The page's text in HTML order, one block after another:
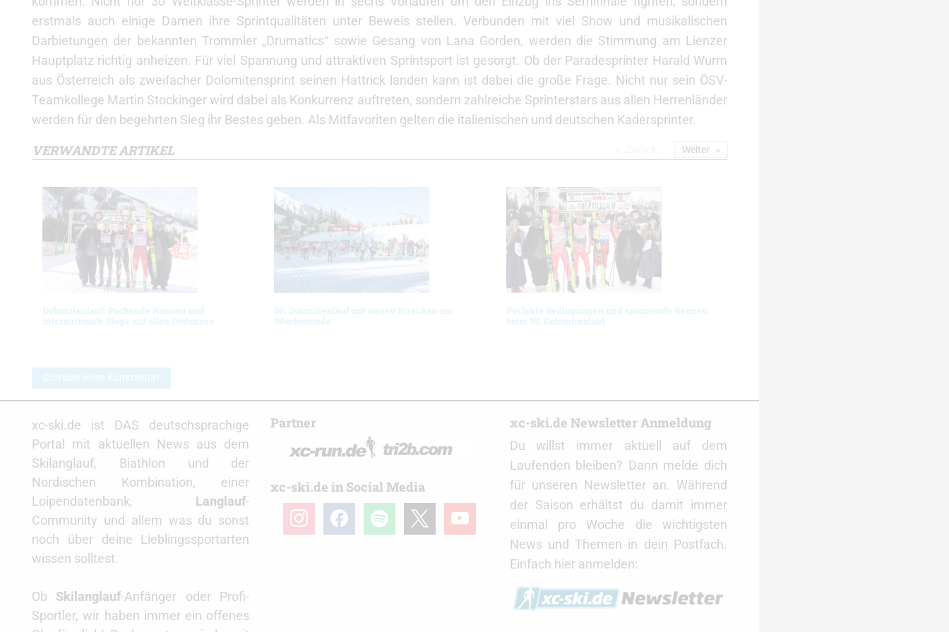
erstmals auch einige Damen ihre Sprintqualitäten unter Beweis stellen. Verbunden mit viel Show und musikalischen
Darbietungen der bekannten Trommler „Drumatics“ sowie Gesang von Lana Gorden, werden die Stimmung am Lienzer
Hauptplatz richtig anheizen. Für viel Spannung und attraktiven Sprintsport ist gesorgt. Ob der Paradesprinter Harald Wurm
aus Österreich als zweifacher Dolomitensprint seinen Hattrick landen kann ist dabei die große Frage. Nicht nur sein ÖSV-
Teamkollege Martin Stockinger wird dabei als Konkurrenz auftreten, sondern zahlreiche Sprinterstars aus allen Herrenländer
werden für den begehrten Sieg ihr Bestes geben. Als Mitfavoriten gelten die italienischen und deutschen Kadersprinter.
VERWANDTE ARTIKEL
Dolomitenlauf: Packende Rennen und
internationale Siege auf allen Distanzen
56. Dolomitenlauf mit neuen Strecken am
Wochenende
Perfekte Bedingungen und spannende Rennen
beim 55. Dolomitenlauf
Weiter
Schreibe einen Kommentar
xc-ski.de ist DAS deutschsprachige
Portal mit aktuellen News aus dem
Skilanglauf, Biathlon und der
Nordischen Kombination, einer
Loipendatenbank, Langlauf-
Community und allem was du sonst
noch über deine Lieblingssportarten
wissen solltest.
Ob Skilanglauf-Anfänger oder Profi-
Sportler, wir haben immer ein offenes
Partner
xc-ski.de in Social Media
instagramfacebookspotify youtube
xc-ski.de Newsletter Anmeldung
Du willst immer aktuell auf dem
Laufenden bleiben? Dann melde dich
für unseren Newsletter an. Während
der Saison erhältst du damit immer
einmal pro Woche die wichtigsten
News und Themen in dein Postfach.
Einfach hier anmelden: